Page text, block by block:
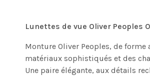
Lunettes de vue Oliver Peoples
Monture Oliver Peoples, de
matériaux sophistiqués et des
Une paire élégante, aux détails